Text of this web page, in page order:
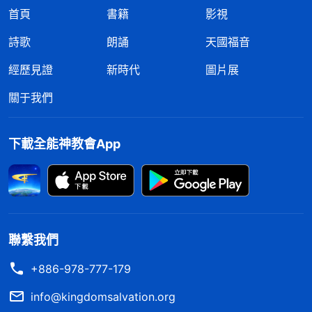
首頁 書籍
影視
詩歌
朗誦
天國福音
經歷見證
新時代
圖片展
關于我們
下載全能神教會App
聯繫我們
+886-978-777-179
info@kingdomsalvation.org